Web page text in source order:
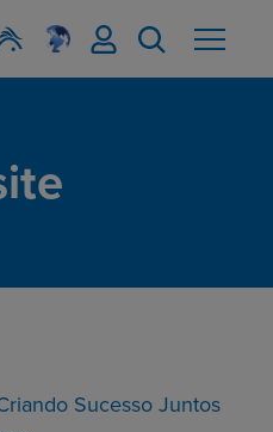
Sucesso Juntos